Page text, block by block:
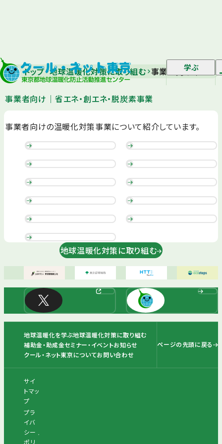
学ぶ
トップ 地球温暖化対策に取り組む 事業者向け｜省エ
事業者向け｜省エネ・創エネ・脱炭素事業
事業者向けの温暖化対策事業について紹介しています。
地球温暖化対策に取り組む
地球温暖化を学ぶ地球温暖化対策に取り組む
補助金・助成金セミナー・イベントお知らせ
クール・ネット東京についてお問い合わせ
ページの先頭に戻る
サイ
トマッ
プ
プラ
イバ
シー
ポリ